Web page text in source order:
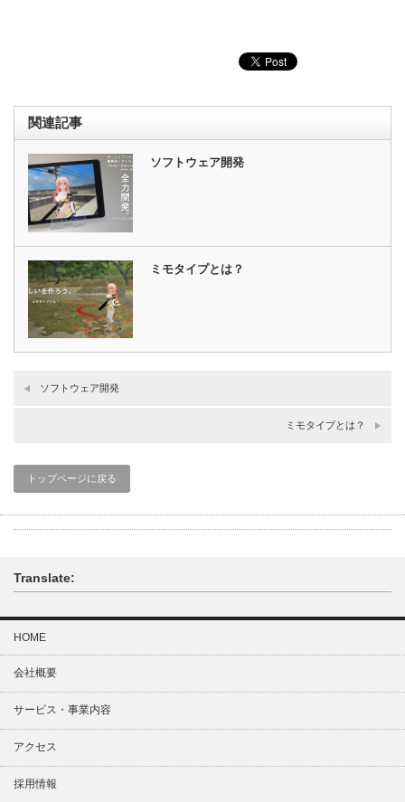
関連記事
ソフトウェア開発
ミモタイプとは？
ソフトウェア開発
ミモタイプとは？
トップページに戻る
Translate:
HOME
会社概要
サービス・事業内容
アクセス
採用情報